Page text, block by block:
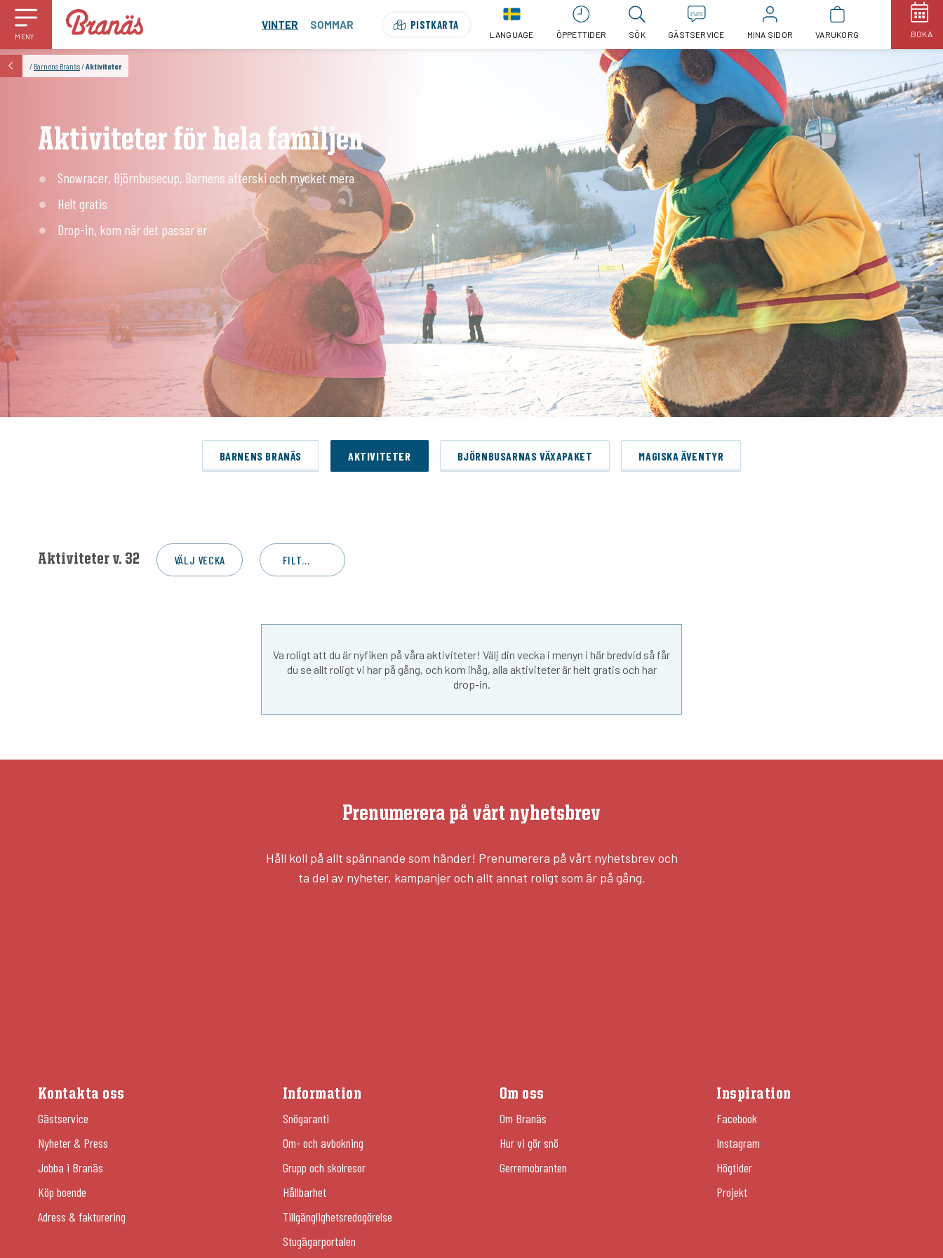
MENY
/ Barnens Branäs/Aktiviteter
VINTER SOMMAR PISTKARTA
LANGUAGE ÖPPETTIDER SÖK GÄSTSERVICE MINA SIDOR VARUKORG BOKA
Aktiviteter för hela familjen
Snowracer, Björnbusecup, Barnens afterski och mycket mera
Helt gratis
Drop-in, kom när det passar er
BARNENS BRANÄS AKTIVITETER BJÖRNBUSARNAS VÄXAPAKET MAGISKA ÄVENTYR
Aktiviteter v. 32 VÄLJ VECKA
Va roligt att du är nyfiken på våra aktiviteter! Välj din vecka i menyn i här bredvid så får
du se allt roligt vi har på gång, och kom ihåg, alla aktiviteter är helt gratis och har
drop-in.
Prenumerera på vårt nyhetsbrev
Håll koll på allt spännande som händer! Prenumerera på vårt nyhetsbrev och
ta del av nyheter, kampanjer och allt annat roligt som är på gång.
Kontakta oss
Gästservice
Nyheter & Press
Jobba i Branäs
Köp boende
Adress & fakturering
Information
Snögaranti
Om- och avbokning
Grupp och skolresor
Hållbarhet
Tillgänglighetsredogörelse
Stugägarportalen
Om oss
Om Branäs
Hur vi gör snö
Gerremobranten
Inspiration
Facebook
Instagram
Högtider
Projekt